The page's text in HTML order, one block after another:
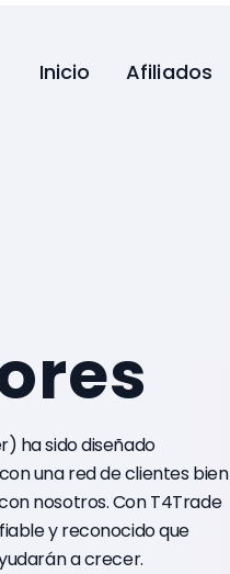
Inicio Afiliados
ha sido diseñado
una red de clientes bien
nosotros. Con T4Trade
y reconocido que
a crecer.